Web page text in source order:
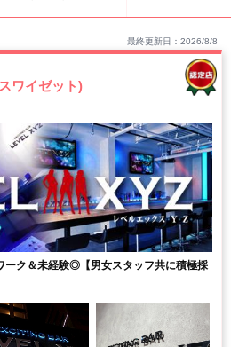
最終更新日：2026/8/8
ワイゼット)
ク＆未経験◎【男女スタッフ共に積極採